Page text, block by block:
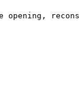
opening,